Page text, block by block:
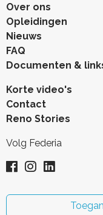
Over ons
Opleidingen
Nieuws
FAQ
Documenten &
Korte video's
Contact
Reno Stories
Volg Federia